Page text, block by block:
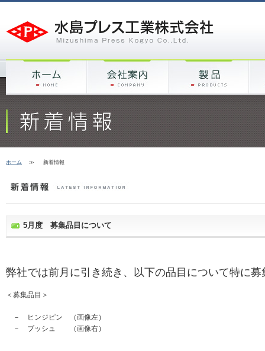
ホーム ≫ 新着情報
5月度 募集品目について
弊社では前月に引き続き、以下の品目について特に
＜募集品目＞
－ ヒンジピン （画像左）
－ ブッシュ （画像右）